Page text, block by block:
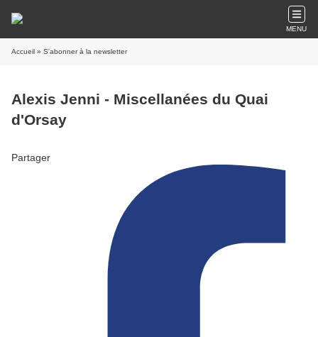
MENU
Accueil » S'abonner à la newsletter
Alexis Jenni - Miscellanées du Quai
d'Orsay
Partager